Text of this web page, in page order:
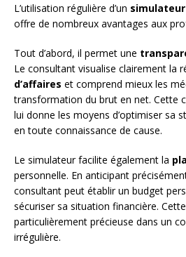
L’utilisation régulière d’un
offre de nombreux avantages aux
Tout d’abord, il permet une
Le consultant visualise clairement la
d’affaires et comprend mieux les
transformation du brut en net. Cette
lui donne les moyens d’optimiser sa
en toute connaissance de cause.
Le simulateur facilite également la
personnelle. En anticipant
consultant peut établir un budget
sécuriser sa situation financière. Cette
particulièrement précieuse dans un
irrégulière.